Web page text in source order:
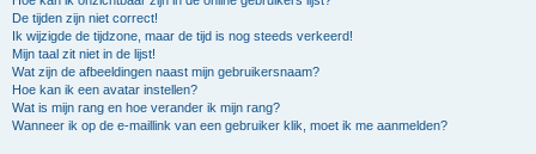
De tijden zijn niet correct!
Ik wijzigde de tijdzone, maar de tijd is nog steeds verkeerd!
Mijn taal zit niet in de lijst!
Wat zijn de afbeeldingen naast mijn gebruikersnaam?
Hoe kan ik een avatar instellen?
Wat is mijn rang en hoe verander ik mijn rang?
Wanneer ik op de e-maillink van een gebruiker klik, moet ik me aanmelden?